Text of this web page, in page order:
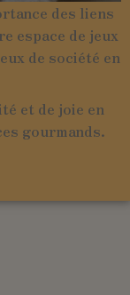
des liens
espace de jeux
de société en
et de joie en
gourmands.